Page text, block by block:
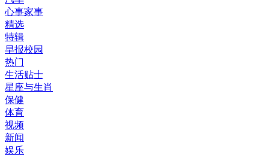
心事家事
精选
特辑
早报校园
热门
生活贴士
星座与生肖
保健
体育
视频
新闻
娱乐